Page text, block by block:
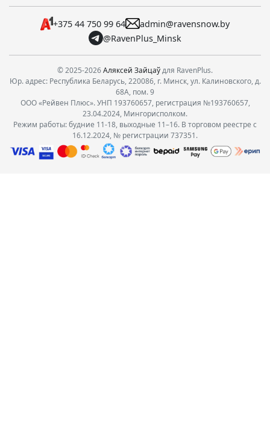
+375 44 750 99 64
admin@ravensnow.by
@RavenPlus_Minsk
© 2025-2026Аляксей Зайцаўдля RavenPlus.
Юр. адрес: Республика Беларусь, 220086, г. Минск, ул. Калиновского, д.
68А, пом. 9
ООО «Рейвен Плюс». УНП 193760657, регистрация №193760657,
23.04.2024, Мингорисполком.
Режим работы: будние 11-18, выходные 11–16. В торговом реестре с
16.12.2024, № регистрации 737351.